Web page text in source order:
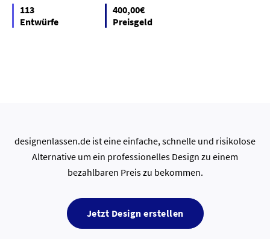
113
Entwürfe
400,00€
Preisgeld
designenlassen.de ist eine einfache, schnelle und risikolose
Alternative um ein professionelles Design zu einem
bezahlbaren Preis zu bekommen.
Jetzt Design erstellen